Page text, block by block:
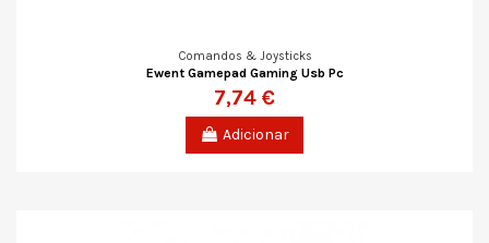
Comandos & Joysticks
Ewent Gamepad Gaming Usb Pc
7,74 €
Adicionar